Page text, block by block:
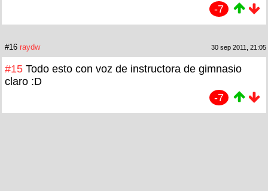
-7
#16 raydw 30 sep 2011, 21:05
#15 Todo esto con voz de instructora de gimnasio
claro :D
-7